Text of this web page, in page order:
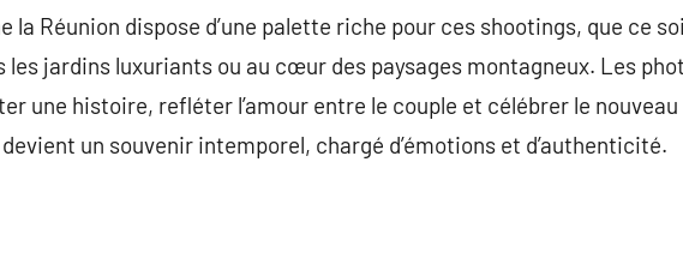
la Réunion dispose d’une palette riche pour ces shootings, que ce
les jardins luxuriants ou au cœur des paysages montagneux. Les
une histoire, refléter l’amour entre le couple et célébrer le nouveau
un souvenir intemporel, chargé d’émotions et d’authenticité.